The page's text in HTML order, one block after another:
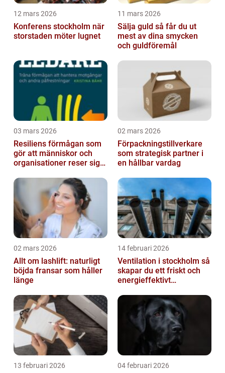
12 mars 2026
Konferens stockholm när
storstaden möter lugnet
11 mars 2026
Sälja guld så får du ut
mest av dina smycken
och guldföremål
03 mars 2026
Resiliens förmågan som
gör att människor och
organisationer reser sig
02 mars 2026
Förpackningstillverkare
som strategisk partner i
en hållbar vardag
02 mars 2026
Allt om lashlift: naturligt
böjda fransar som håller
länge
14 februari 2026
Ventilation i stockholm så
skapar du ett friskt och
energieffektivt
13 februari 2026 04 februari 2026